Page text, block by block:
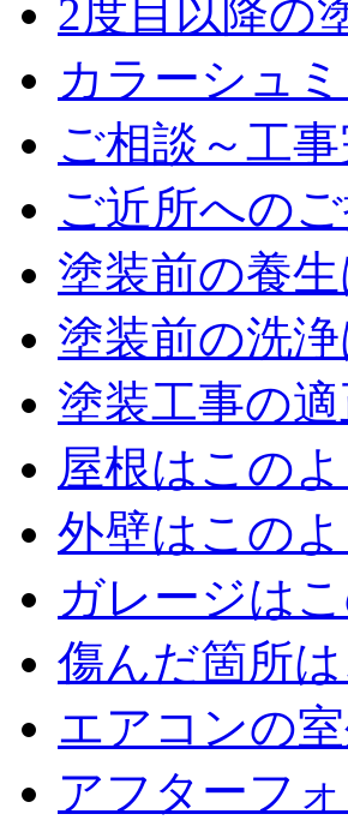
2度目以降の
カラーシュ
ご相談～工
ご近所への
塗装前の養
塗装前の洗
塗装工事の
屋根はこの
外壁はこの
ガレージは
傷んだ箇所
エアコンの
アフターフ